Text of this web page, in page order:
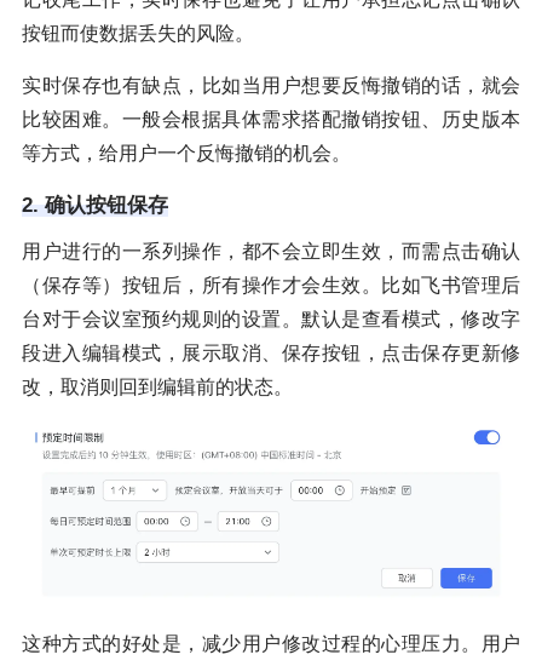
按钮而使数据丢失的风险。
实时保存也有缺点，比如当用户想要反悔撤销的话，就会
比较困难。一般会根据具体需求搭配撤销按钮、历史版本
等方式，给用户一个反悔撤销的机会。
2. 确认按钮保存
用户进行的一系列操作，都不会立即生效，而需点击确认
（保存等）按钮后，所有操作才会生效。比如飞书管理后
台对于会议室预约规则的设置。默认是查看模式，修改字
段进入编辑模式，展示取消、保存按钮，点击保存更新修
改，取消则回到编辑前的状态。
这种方式的好处是，减少用户修改过程的心理压力。用户